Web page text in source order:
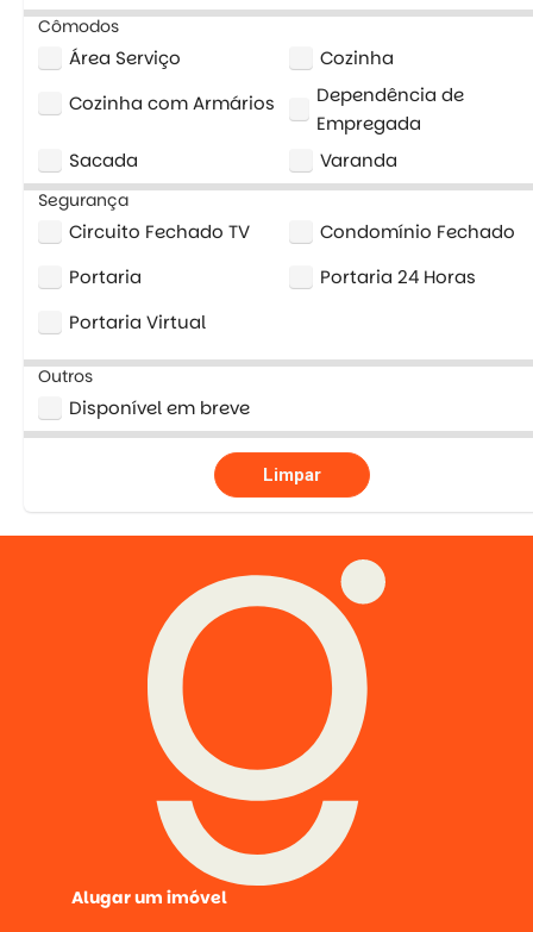
Cômodos
Área Serviço
Cozinha
Cozinha com Armários
Dependência de
Empregada
Sacada
Varanda
Segurança
Circuito Fechado TV
Condomínio Fechado
Portaria
Portaria 24 Horas
Portaria Virtual
Outros
Disponível em breve
Limpar
Alugar um imóvel